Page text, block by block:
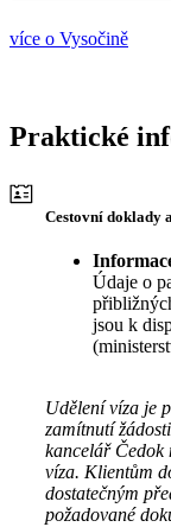
více o Vysočině
Praktické
Cestovní doklady
Údaje o
jsou k
Udělení víza je
zamítnutí
kancelář Čedok
víza. Klientům
dostatečným
požadované